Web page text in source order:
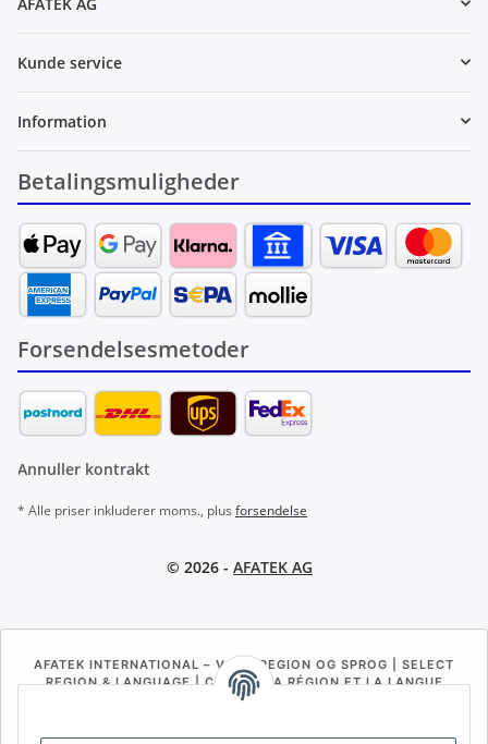
Kunde service
Information
Betalingsmuligheder
Forsendelsesmetoder
Annuller kontrakt
* Alle priser inkluderer moms., plus forsendelse
© 2026 - AFATEK AG
AFATEK INTERNATIONAL – VÆLG REGION OG SPROG | SELECT
REGION & LANGUAGE | CHOISIR LA RÉGION ET LA LANGUE